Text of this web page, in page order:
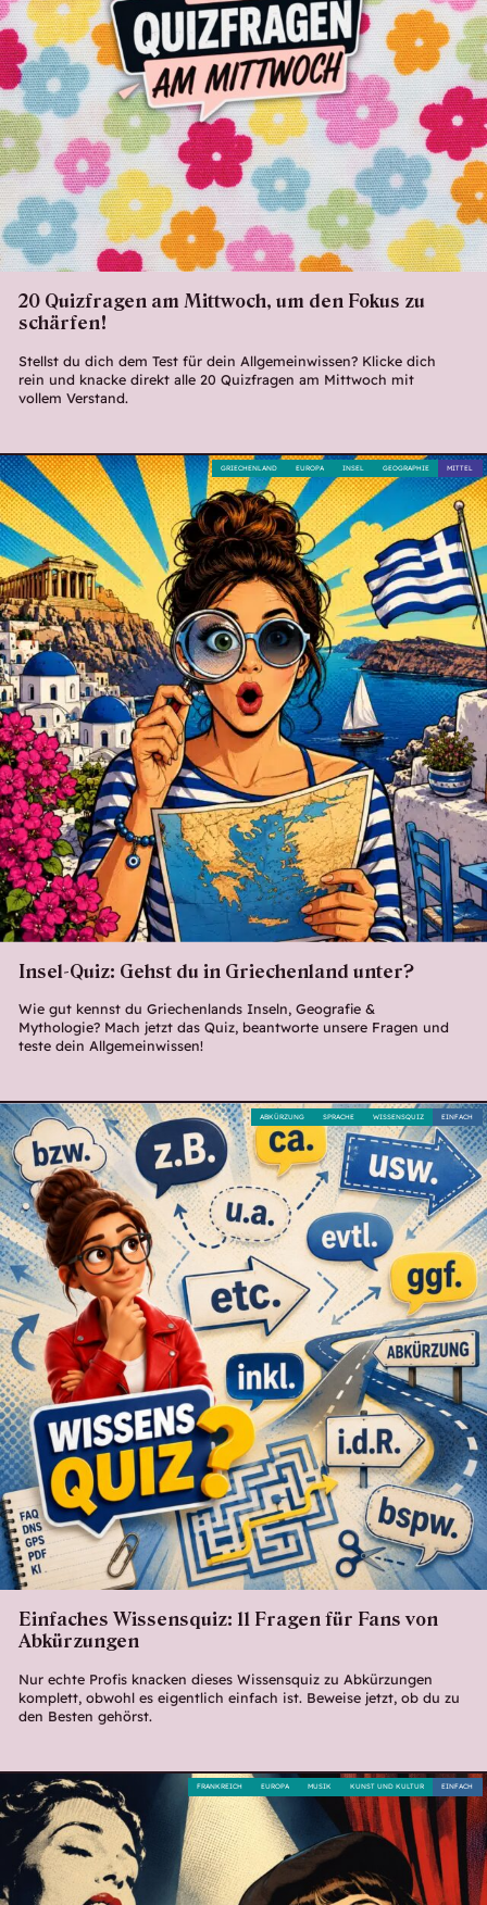
20 Quizfragen am Mittwoch, um den Fokus zu
schärfen!
Stellst du dich dem Test für dein Allgemeinwissen? Klicke dich
rein und knacke direkt alle 20 Quizfragen am Mittwoch mit
vollem Verstand.
Insel-Quiz: Gehst du in Griechenland unter?
Wie gut kennst du Griechenlands Inseln, Geografie &
Mythologie? Mach jetzt das Quiz, beantworte unsere Fragen und
teste dein Allgemeinwissen!
MITTEL
GEOGRAPHIE
INSEL
EUROPA
GRIECHENLAND
Einfaches Wissensquiz: 11 Fragen für Fans von
Abkürzungen
Nur echte Profis knacken dieses Wissensquiz zu Abkürzungen
komplett, obwohl es eigentlich einfach ist. Beweise jetzt, ob du zu
den Besten gehörst.
EINFACH
WISSENSQUIZ
SPRACHE
ABKÜRZUNG
EINFACH
KUNST UND KULTUR
MUSIK
EUROPA
FRANKREICH